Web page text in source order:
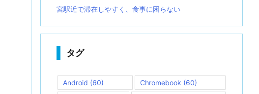
宮駅近で滞在しやすく、食事に困らない
タグ
Android (60) Chromebook (60)